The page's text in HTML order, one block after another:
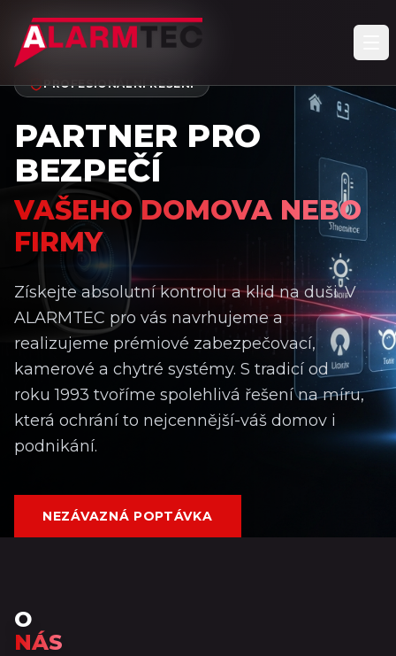
PROFESIONÁLNÍ ŘEŠENÍ
PARTNER PRO
BEZPEČÍ
VAŠEHO DOMOVA NEBO
FIRMY
Získejte absolutní kontrolu a klid na duši. V
ALARMTEC pro vás navrhujeme a
realizujeme prémiové zabezpečovací,
kamerové a chytré systémy. S tradicí od
roku 1993 tvoříme spolehlivá řešení na míru,
která ochrání to nejcennější-váš domov i
podnikání.
NEZÁVAZNÁ POPTÁVKA
O
NÁS